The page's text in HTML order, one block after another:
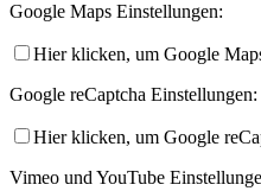
Google Maps Einstellungen:
Hier klicken, um Google
Google reCaptcha Einstellungen:
Hier klicken, um Google
Vimeo und YouTube